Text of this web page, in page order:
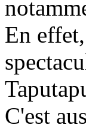
En
C'est